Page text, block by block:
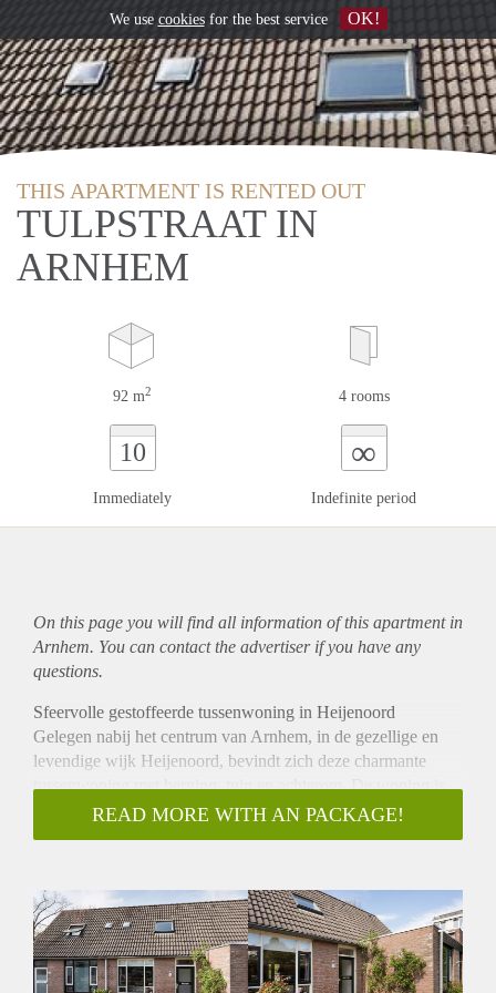
THIS APARTMENT IS RENTED OUT
TULPSTRAAT IN
ARNHEM
92 m2 4 rooms
10
Immediately
∞
Indefinite period
On this page you will find all information of this apartmentin
Arnhem. You can contact the advertiser if you have any
questions.
Sfeervolle gestoffeerde tussenwoning in Heijenoord
Gelegen nabij het centrum van Arnhem, in de gezellige en
levendige wijk Heijenoord, bevindt zich deze charmante
tussenwoning met berging, tuin en achterom. De woning is
door de jaren heen fraai opgeknapt en voorzien van alle
moderne gemakken.
omgeving, evenals uitstekende openbaar
vervoersmogelijkheden. Het stadscentrum van Arnhem,
Centraal Station en bosgebied Mariëndaal zijn op loopafstand
gelegen, terwijl Park Sonsbeek op fietsafstand bereikbaar is.
READ MORE WITH AN PACKAGE!
We use cookiesfor the best service OK!